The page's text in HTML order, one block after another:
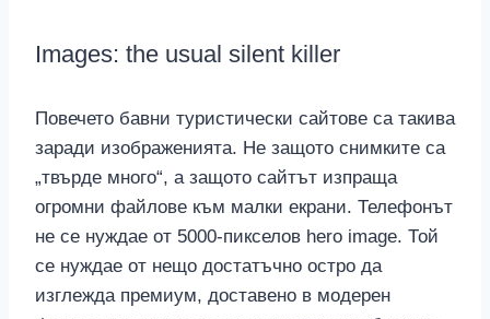
Images: the usual silent killer
Повечето бавни туристически сайтове са такива
заради изображенията. Не защото снимките са
„твърде много“, а защото сайтът изпраща
огромни файлове към малки екрани. Телефонът
не се нуждае от 5000-пикселов hero image. Той
се нуждае от нещо достатъчно остро да
изглежда премиум, доставено в модерен